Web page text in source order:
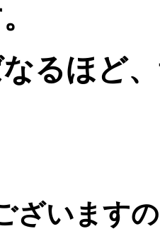
るほど
ざいます